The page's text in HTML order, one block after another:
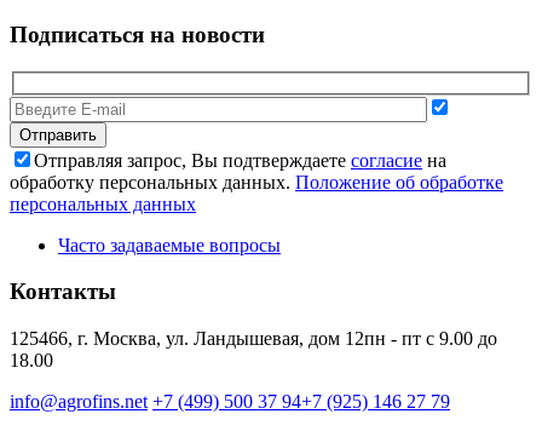
Подписаться на новости
Отправляя запрос, Вы подтверждаете согласие на
обработку персональных данных. Положение об обработке
персональных данных
Часто задаваемые вопросы
Контакты
125466, г. Москва, ул. Ландышевая, дом 12пн - пт с 9.00 до
18.00
info@agrofins.net +7 (499) 500 37 94+7 (925) 146 27 79